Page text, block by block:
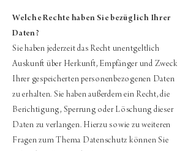
Welche Rechte haben Sie bezüglich Ihrer
Daten?
Sie haben jederzeit das Recht unentgeltlich
Auskunft über Herkunft, Empfänger und Zweck
Ihrer gespeicherten personenbezogenen Daten
zu erhalten. Sie haben außerdem ein Recht, die
Berichtigung, Sperrung oder Löschung dieser
Daten zu verlangen. Hierzu sowie zu weiteren
Fragen zum Thema Datenschutz können Sie